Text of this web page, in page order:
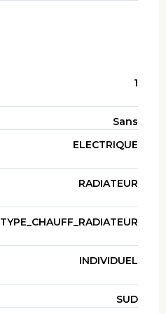
1
Sans
ELECTRIQUE
RADIATEUR
TYPE_CHAUFF_RADIATEUR
INDIVIDUEL
SUD